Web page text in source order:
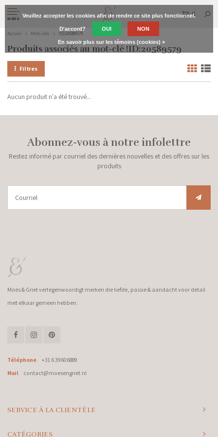
MENU
0
Accueil Mots-clés !ID:20589579
Produits associés au mot-clé !ID:20589579
Filtres
Aucun produit n'a été trouvé...
Abonnez-vous à notre infolettre
Restez informé par courriel des dernières nouvelles et des offres sur les
produits
Moes & Griet vertegenwoordigt merken die liefde, passie & aandacht voor detail
met elkaar gemeen hebben.
Téléphone
+31 6 39606889
Mail
contact@moesengriet.nl
SERVICE À LA CLIENTÈLE
CATÉGORIES
Veuillez accepter les cookies afin de rendre ce site plus fonctionnel.
D'accord? OUI NON
En savoir plus sur les témoins (cookies) »